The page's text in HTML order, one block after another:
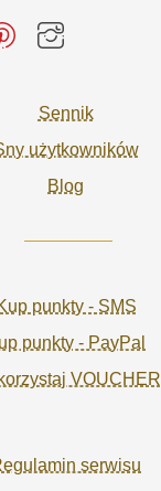
Sennik
użytkowników
Blog
punkty - SMS
punkty - PayPal
VOUCHER
serwisu